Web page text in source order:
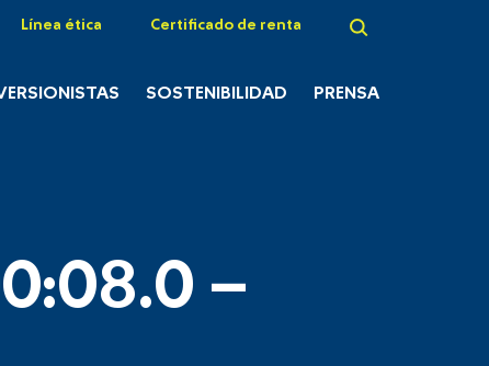
Línea ética Certificado de renta
SOSTENIBILIDAD PRENSA
–